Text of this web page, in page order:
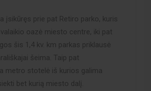
įsikūręs prie pat Retiro parko, kuris
oazė miesto centre, iki pat
šis 1,4 kv. km parkas priklausė
šeima. Taip pat
metro stotelė iš kurios galima
bet kurią miesto dalį.